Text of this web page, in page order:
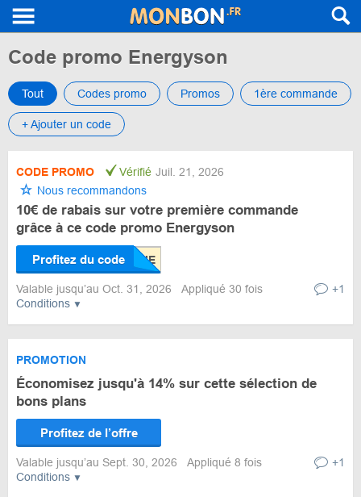
Code promo Energyson
Tout Codes promo Promos 1ère commande
+ Ajouter un code
Conditions
CODE PROMO Vérifié Juil. 21, 2026
Nous recommandons
10€ de rabais sur votre première commande
grâce à ce code promo Energyson
Profitez du code
Valable jusqu’au Oct. 31, 2026 Appliqué 30 fois +1
Conditions
PROMOTION
Économisez jusqu'à 14% sur cette sélection de
bons plans
Profitez de l’offre
Valable jusqu’au Sept. 30, 2026 Appliqué 8 fois +1